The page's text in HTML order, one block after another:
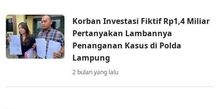
Korban Investasi Fiktif Rp1,4 Miliar
Pertanyakan Lambannya
Penanganan Kasus di Polda
Lampung
2 bulan yang lalu